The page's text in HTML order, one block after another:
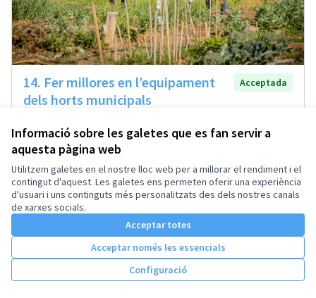
Informació sobre les galetes que es fan servir a
aquesta pàgina web
Utilitzem galetes en el nostre lloc web per a millorar el rendiment i el
contingut d'aquest. Les galetes ens permeten oferir una experiència
d'usuari i uns continguts més personalitzats des dels nostres canals
de xarxes socials.
Acceptar totes
Acceptar només les essencials
Configuració
14. Fer millores en l’equipament
dels horts municipals
Acceptada
72 Suports Donar suport